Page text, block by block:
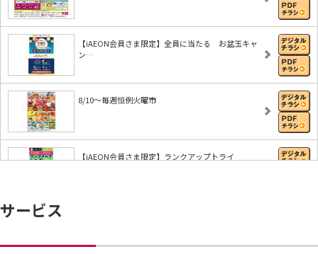
【iAEON会員さま限定】全員に当たる お盆玉キャ
ン…
8/10～毎週恒例火曜市
【iAEON会員さま限定】ランクアップトライ
サービス